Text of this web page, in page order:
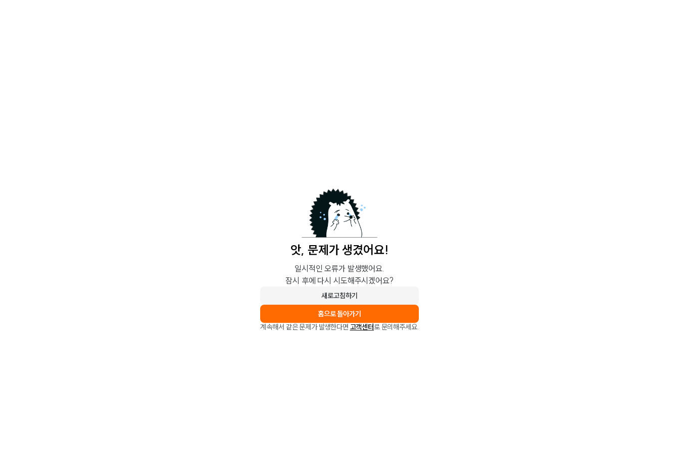
앗, 문제가 생겼어요!
일시적인 오류가 발생했어요.
잠시 후에 다시 시도해주시겠어요?
새로고침하기
홈으로 돌아가기
계속해서 같은 문제가 발생한다면 고객센터로 문의해주세요.